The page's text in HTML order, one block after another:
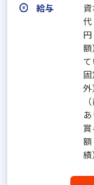
給与
外
績）